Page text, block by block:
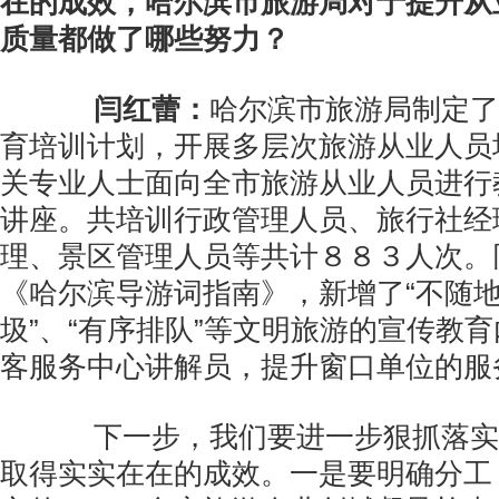
质量都做了哪些努力？
闫红蕾： 哈尔滨市旅游局制定
育培训计划，开展多层次旅游从业人
关专业人士面向全市旅游从业人员进
讲座。共培训行政管理人员、旅行社
理、景区管理人员等共计８８３人次
《哈尔滨导游词指南》，新增了“不随
圾”、“有序排队”等文明旅游的宣传教
客服务中心讲解员，提升窗口单位的
下一步，我们要进一步狠抓落实
取得实实在在的成效。一是要明确分